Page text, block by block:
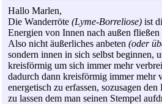
Hallo Marlen,
Die Wanderröte (Lyme-Borreliose) ist
Energien von Innen nach außen fließen
Also nicht äußerliches anbeten (oder
sondern innen in sich selbst beginnen,
kreisförmig um sich immer mehr
dadurch dann kreisförmig immer mehr
energetisch zu erfassen, sozusagen
zu lassen dem man seinen Stempel